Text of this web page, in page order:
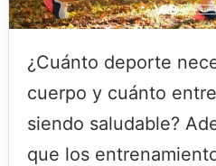
¿Cuánto deporte
cuerpo y cuánto
siendo saludable?
que los